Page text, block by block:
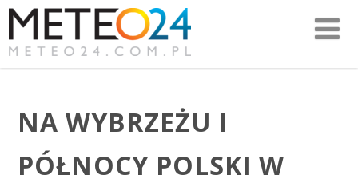
NA WYBRZEŻU I
PÓŁNOCY POLSKI W